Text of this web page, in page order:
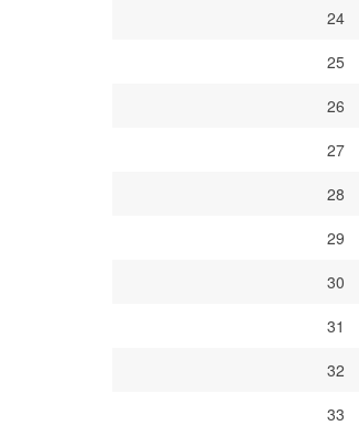
24
25
26
27
28
29
30
31
32
33